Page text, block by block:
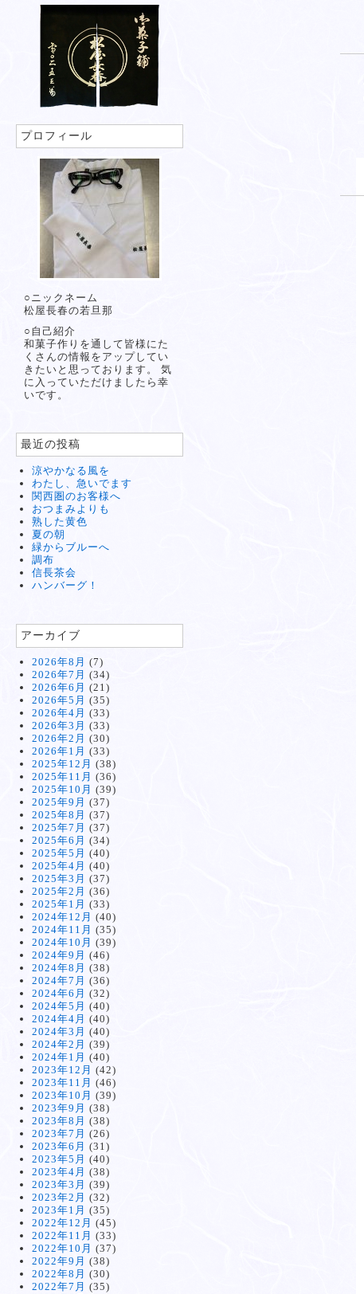
プロフィール
○ニックネーム
松屋長春の若旦那
○自己紹介
和菓子作りを通して皆様にた
くさんの情報をアップしてい
きたいと思っております。 気
に入っていただけましたら幸
いです。
最近の投稿
涼やかなる風を
わたし、急いでます
関西圏のお客様へ
おつまみよりも
熟した黄色
夏の朝
緑からブルーへ
調布
信長茶会
ハンバーグ！
アーカイブ
2026年8月 (7)
2026年7月 (34)
2026年6月 (21)
2026年5月 (35)
2026年4月 (33)
2026年3月 (33)
2026年2月 (30)
2026年1月 (33)
2025年12月 (38)
2025年11月 (36)
2025年10月 (39)
2025年9月 (37)
2025年8月 (37)
2025年7月 (37)
2025年6月 (34)
2025年5月 (40)
2025年4月 (40)
2025年3月 (37)
2025年2月 (36)
2025年1月 (33)
2024年12月 (40)
2024年11月 (35)
2024年10月 (39)
2024年9月 (46)
2024年8月 (38)
2024年7月 (36)
2024年6月 (32)
2024年5月 (40)
2024年4月 (40)
2024年3月 (40)
2024年2月 (39)
2024年1月 (40)
2023年12月 (42)
2023年11月 (46)
2023年10月 (39)
2023年9月 (38)
2023年8月 (38)
2023年7月 (26)
2023年6月 (31)
2023年5月 (40)
2023年4月 (38)
2023年3月 (39)
2023年2月 (32)
2023年1月 (35)
2022年12月 (45)
2022年11月 (33)
2022年10月 (37)
2022年9月 (38)
2022年8月 (30)
2022年7月 (35)